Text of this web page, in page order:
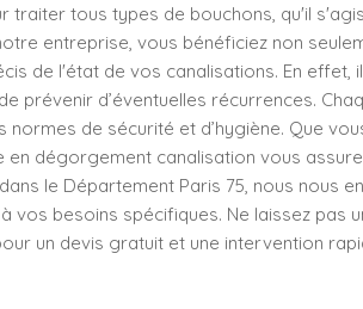
traiter tous types de bouchons, qu'il
entreprise, vous bénéficiez non
de l'état de vos canalisations. En effet,
prévenir d’éventuelles récurrences.
de sécurité et d’hygiène. Que
dégorgement canalisation vous
le Département Paris 75, nous nous
vos besoins spécifiques. Ne laissez pas
un devis gratuit et une intervention